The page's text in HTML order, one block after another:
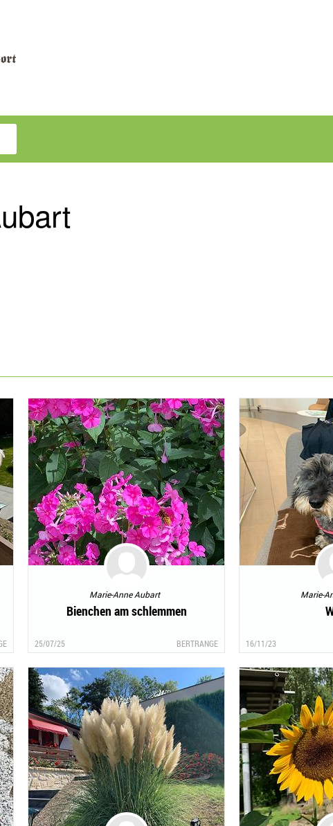
Marie-Anne Aubart
Bienchen am schlemmen
25/07/25 BERTRANGE
Marie-
16/11/23